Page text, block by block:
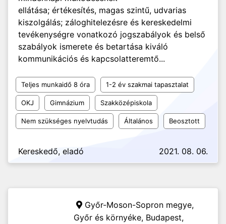
ellátása; értékesítés, magas szintű, udvarias
kiszolgálás; záloghitelezésre és kereskedelmi
tevékenységre vonatkozó jogszabályok és belső
szabályok ismerete és betartása kiváló
kommunikációs és kapcsolatteremtő...
Teljes munkaidő 8 óra 1-2 év szakmai tapasztalat
OKJ Gimnázium Szakközépiskola
Nem szükséges nyelvtudás Általános Beosztott
Kereskedő, eladó 2021. 08. 06.
Győr-Moson-Sopron megye,
Győr és környéke, Budapest,